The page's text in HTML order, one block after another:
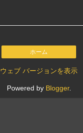
ホーム
ウェブ バージョンを表示
Powered by Blogger.